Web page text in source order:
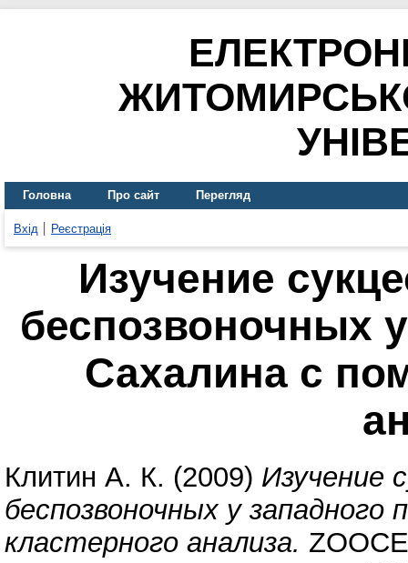
Головна Про сайт Перегляд
Вхід Реєстрація
Изучение
беспозвоночных
Сахалина с
Клитин А. К. (2009) Изучение
беспозвоночных у
кластерного анализа.